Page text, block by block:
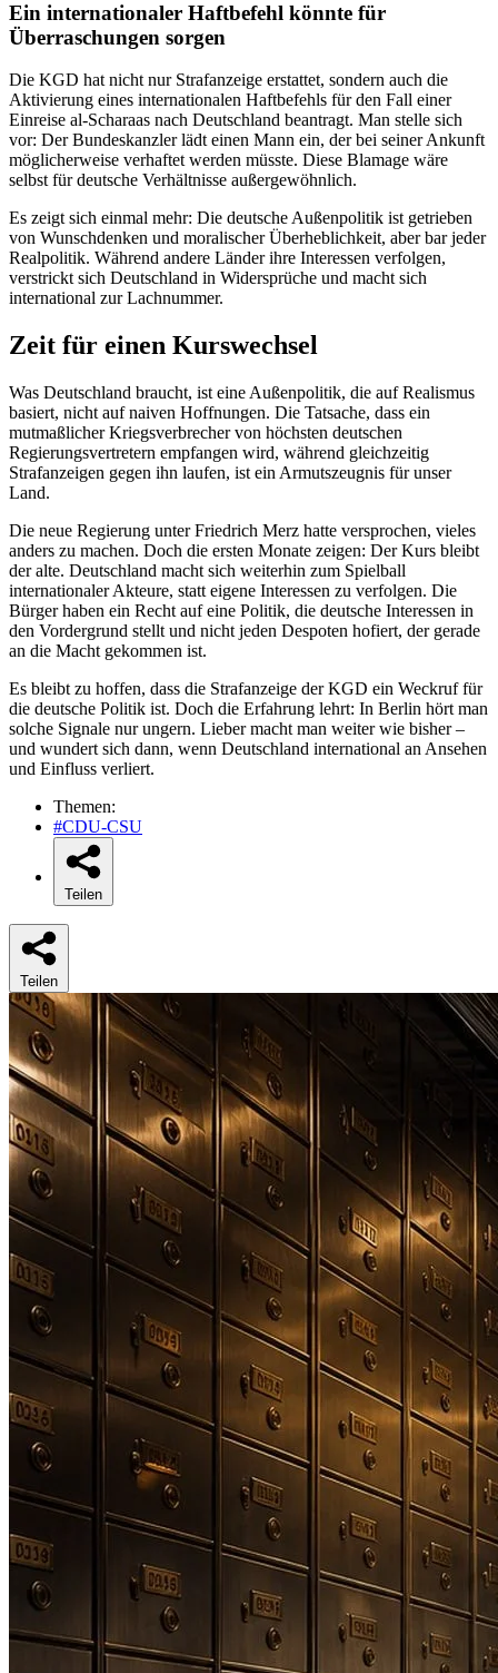
Ein internationaler Haftbefehl könnte für
Überraschungen sorgen
Die KGD hat nicht nur Strafanzeige erstattet, sondern auch die
Aktivierung eines internationalen Haftbefehls für den Fall einer
Einreise al-Scharaas nach Deutschland beantragt. Man stelle sich
vor: Der Bundeskanzler lädt einen Mann ein, der bei seiner Ankunft
möglicherweise verhaftet werden müsste. Diese Blamage wäre
selbst für deutsche Verhältnisse außergewöhnlich.
Es zeigt sich einmal mehr: Die deutsche Außenpolitik ist getrieben
von Wunschdenken und moralischer Überheblichkeit, aber bar jeder
Realpolitik. Während andere Länder ihre Interessen verfolgen,
verstrickt sich Deutschland in Widersprüche und macht sich
international zur Lachnummer.
Zeit für einen Kurswechsel
Was Deutschland braucht, ist eine Außenpolitik, die auf Realismus
basiert, nicht auf naiven Hoffnungen. Die Tatsache, dass ein
mutmaßlicher Kriegsverbrecher von höchsten deutschen
Regierungsvertretern empfangen wird, während gleichzeitig
Strafanzeigen gegen ihn laufen, ist ein Armutszeugnis für unser
Land.
Die neue Regierung unter Friedrich Merz hatte versprochen, vieles
anders zu machen. Doch die ersten Monate zeigen: Der Kurs bleibt
der alte. Deutschland macht sich weiterhin zum Spielball
internationaler Akteure, statt eigene Interessen zu verfolgen. Die
Bürger haben ein Recht auf eine Politik, die deutsche Interessen in
den Vordergrund stellt und nicht jeden Despoten hofiert, der gerade
an die Macht gekommen ist.
Es bleibt zu hoffen, dass die Strafanzeige der KGD ein Weckruf für
die deutsche Politik ist. Doch die Erfahrung lehrt: In Berlin hört man
solche Signale nur ungern. Lieber macht man weiter wie bisher –
und wundert sich dann, wenn Deutschland international an Ansehen
und Einfluss verliert.
Themen:
#CDU-CSU
Teilen
Teilen